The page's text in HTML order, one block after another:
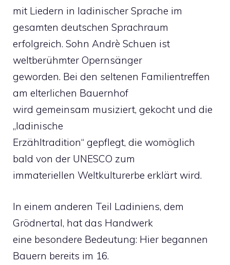
mit Liedern in ladinischer Sprache im
gesamten deutschen Sprachraum
erfolgreich. Sohn Andrè Schuen ist
weltberühmter Opernsänger
geworden. Bei den seltenen Familientreffen
am elterlichen Bauernhof
wird gemeinsam musiziert, gekocht und die
„ladinische
Erzähltradition“ gepflegt, die womöglich
bald von der UNESCO zum
immateriellen Weltkulturerbe erklärt wird.
In einem anderen Teil Ladiniens, dem
Grödnertal, hat das Handwerk
eine besondere Bedeutung: Hier begannen
Bauern bereits im 16.